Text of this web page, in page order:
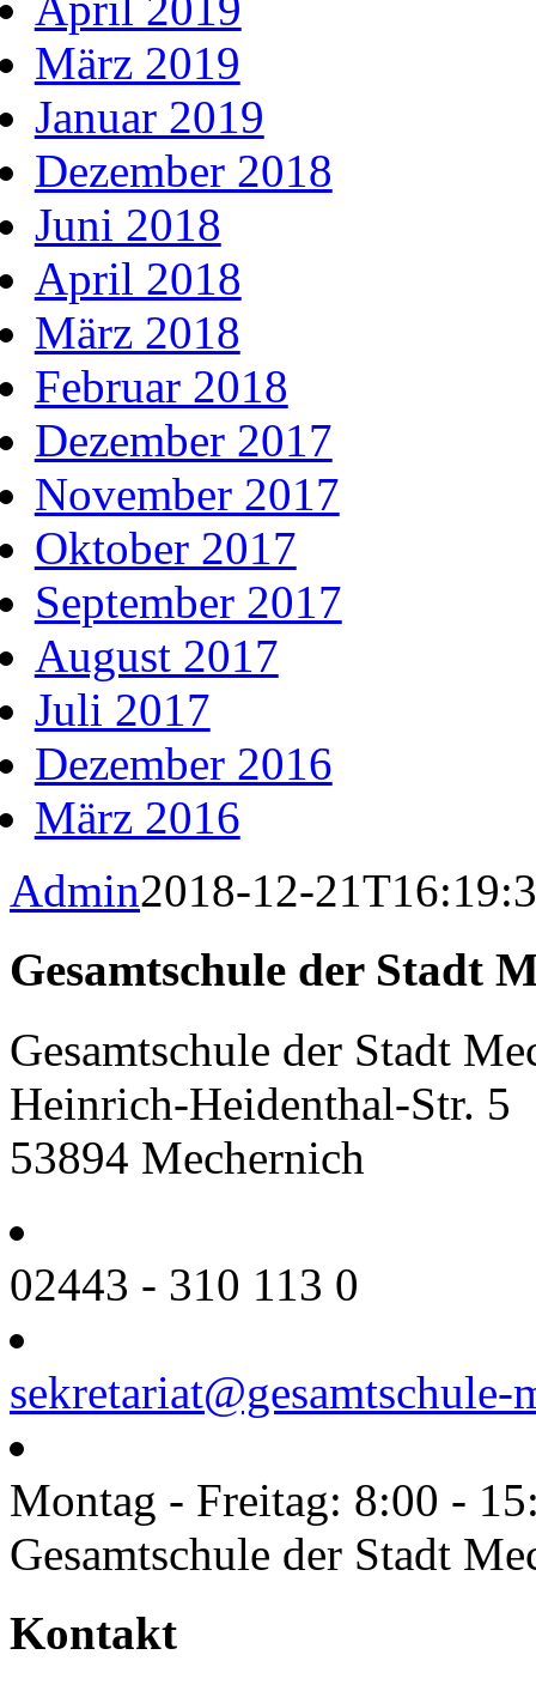
März 2019
Januar 2019
Dezember 2018
Juni 2018
April 2018
März 2018
Februar 2018
Dezember 2017
November 2017
Oktober 2017
September 2017
August 2017
Juli 2017
Dezember 2016
März 2016
Admin2018-12-
Gesamtschule der Stadt
Gesamtschule der Stadt
Heinrich-Heidenthal-Str. 5
53894 Mechernich
02443 - 310 113 0
sekretariat@gesamtschule-
Montag - Freitag: 8:00 -
Gesamtschule der Stadt
Toggle
Sliding
Kontakt